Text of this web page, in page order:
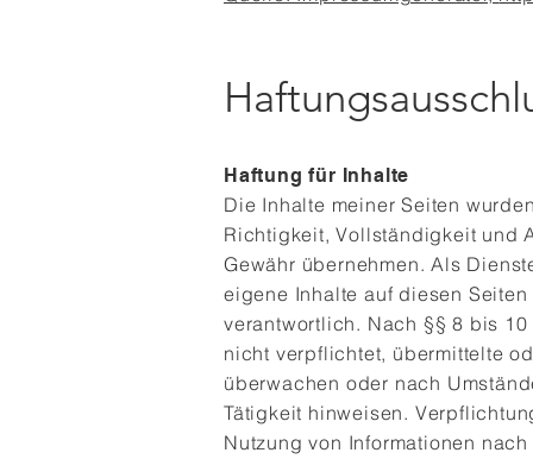
Haftung für Inhalte
Die Inhalte meiner Seiten
Richtigkeit, Vollständigkeit und
Gewähr übernehmen. Als
eigene Inhalte auf diesen
verantwortlich. Nach §§ 8 bis
nicht verpflichtet, übermittelte
überwachen oder nach
Tätigkeit hinweisen.
Nutzung von Informationen